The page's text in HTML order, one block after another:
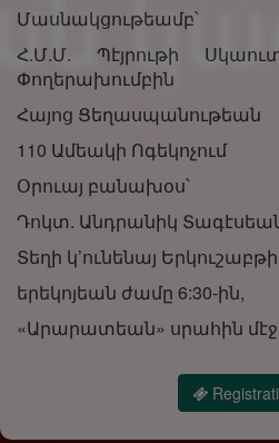
Մասնակցութեամբ՝
Հ.Մ.Մ. Պէյրութի
Փողերախումբին
Հայոց Ցեղասպանութեան
110 Ամեակի Ոգեկոչում
Օրուայ բանախօս՝
Դոկտ. Անդրանիկ
Տեղի կ’ունենայ
երեկոյեան ժամը 6:30-ին,
«Արարատեան» սրահին